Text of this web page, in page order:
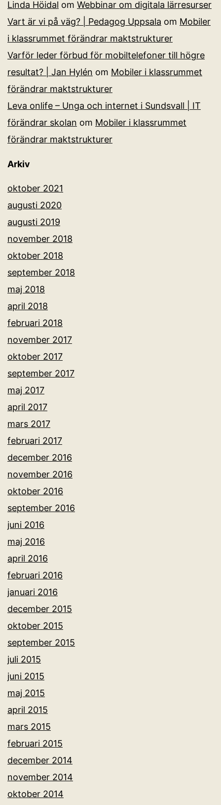
Linda Höidal om Webbinar om digitala lärresurser
Vart är vi på väg? | Pedagog Uppsala om Mobiler
i klassrummet förändrar maktstrukturer
Varför leder förbud för mobiltelefoner till högre
resultat? | Jan Hylén om Mobiler i klassrummet
förändrar maktstrukturer
Leva onlife – Unga och internet i Sundsvall | IT
förändrar skolan om Mobiler i klassrummet
förändrar maktstrukturer
Arkiv
oktober 2021
augusti 2020
augusti 2019
november 2018
oktober 2018
september 2018
maj 2018
april 2018
februari 2018
november 2017
oktober 2017
september 2017
maj 2017
april 2017
mars 2017
februari 2017
december 2016
november 2016
oktober 2016
september 2016
juni 2016
maj 2016
april 2016
februari 2016
januari 2016
december 2015
oktober 2015
september 2015
juli 2015
juni 2015
maj 2015
april 2015
mars 2015
februari 2015
december 2014
november 2014
oktober 2014